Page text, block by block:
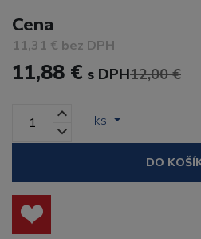
Cena
11,31 € bez DPH
11,88 € s DPH12,00 €
ks
DO